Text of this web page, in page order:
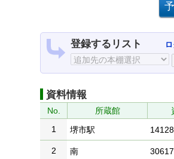
登録するリスト
資料情報
No. 所蔵館
1
堺市駅
2 南